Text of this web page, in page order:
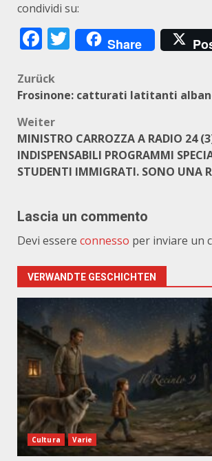
condividi su:
Facebook
Twitter
Share
Beitragsnavigation
Zurück
Frosinone: catturati latitanti
Weiter
MINISTRO CARROZZA A RADIO 24
INDISPENSABILI PROGRAMMI
STUDENTI IMMIGRATI. SONO UNA
Lascia un commento
Devi essere connesso per inviare un
VERWANDTE GESCHICHTEN
Cultura Varie